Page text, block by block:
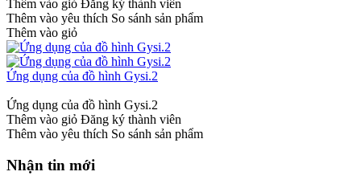
Thêm vào giỏ Đăng ký thành viên
Thêm vào yêu thích So sánh sản phẩm
Thêm vào giỏ
Ứng dụng của đồ hình Gysi.2
Ứng dụng của đồ hình Gysi.2
Thêm vào giỏ Đăng ký thành viên
Thêm vào yêu thích So sánh sản phẩm
Nhận tin mới